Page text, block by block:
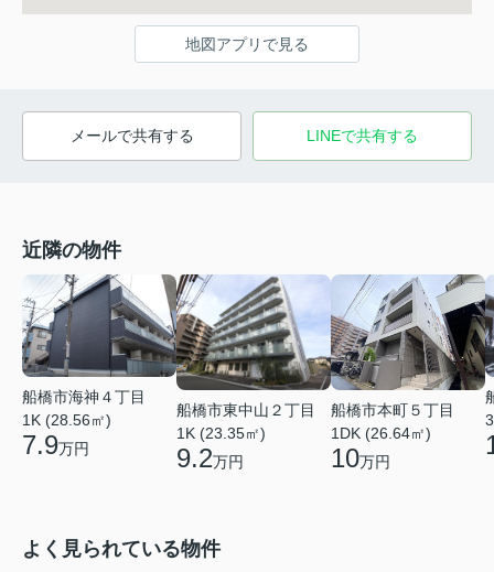
地図アプリで見る
メールで共有する LINEで共有する
近隣の物件
船橋市海神４丁目
1K (28.56㎡)
7.9万円
船橋市東中山２丁目
1K (23.35㎡)
9.2万円
船橋市本町５丁目
1DK (26.64㎡)
10万円
よく見られている物件